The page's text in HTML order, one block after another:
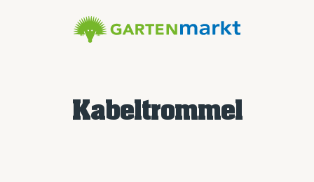
Kabeltrommel